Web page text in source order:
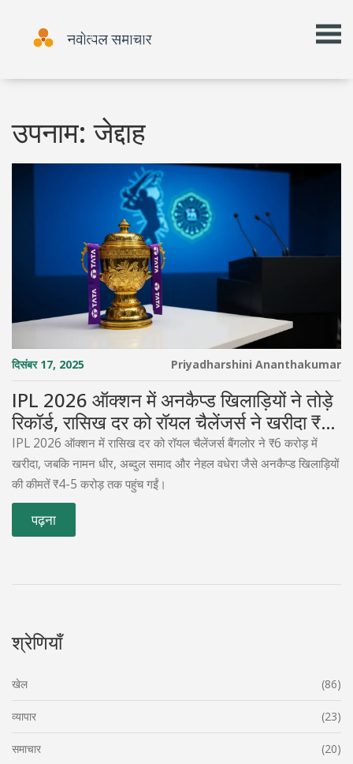
उपनाम: जेद्दाह
दिसंबर 17, 2025 Priyadharshini Ananthakumar
IPL 2026 ऑक्शन में अनकैप्ड खिलाड़ियों ने तोड़े
रिकॉर्ड, रासिख दर को रॉयल चैलेंजर्स ने खरीदा ₹6
करोड़ में
IPL 2026 ऑक्शन में रासिख दर को रॉयल चैलेंजर्स बैंगलोर ने ₹6 करोड़ में
खरीदा, जबकि नामन धीर, अब्दुल समाद और नेहल वधेरा जैसे अनकैप्ड खिलाड़ियों
की कीमतें ₹4-5 करोड़ तक पहुंच गईं।
पढ़ना
श्रेणियाँ
खेल (86)
व्यापार (23)
समाचार (20)